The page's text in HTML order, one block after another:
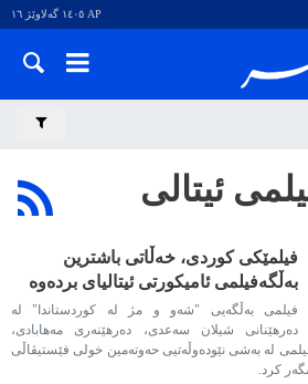
AP ١٤٠٥ گەلاوێژ ١٦
ئیتالی
فیلمێکی کوردی، خەڵاتی باشترین
بەڵگەفیلمی ئامیکورتی ئیتالیای بردەوە
فیلمی بەڵگەیی "شەو و مژ لە کوردستاندا" لە
دەرهێنانی شیلان سەعدی، دەرهێنەری مەهابادی،
لە بەشی نێودەوڵەتیی حەوتەمین خولی فێستیڤاڵی
کرد.